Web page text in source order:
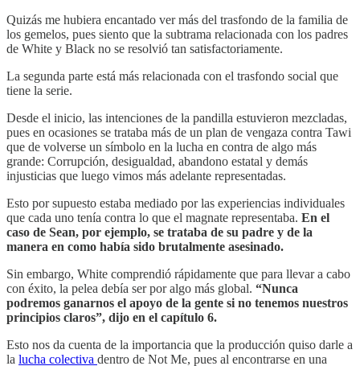
Quizás me hubiera encantado ver más del trasfondo de la familia de
los gemelos, pues siento que la subtrama relacionada con los padres
de White y Black no se resolvió tan satisfactoriamente.
La segunda parte está más relacionada con el trasfondo social que
tiene la serie.
Desde el inicio, las intenciones de la pandilla estuvieron mezcladas,
pues en ocasiones se trataba más de un plan de vengaza contra Tawi
que de volverse un símbolo en la lucha en contra de algo más
grande: Corrupción, desigualdad, abandono estatal y demás
injusticias que luego vimos más adelante representadas.
Esto por supuesto estaba mediado por las experiencias individuales
que cada uno tenía contra lo que el magnate representaba. En el
caso de Sean, por ejemplo, se trataba de su padre y de la
manera en como había sido brutalmente asesinado.
Sin embargo, White comprendió rápidamente que para llevar a cabo
con éxito, la pelea debía ser por algo más global. “Nunca
podremos ganarnos el apoyo de la gente si no tenemos nuestros
principios claros”, dijo en el capítulo 6.
Esto nos da cuenta de la importancia que la producción quiso darle a
la lucha colectiva dentro de Not Me, pues al encontrarse en una